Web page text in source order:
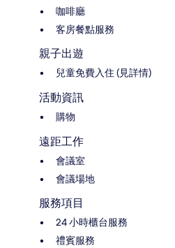
咖啡廳
客房餐點服務
親子出遊
兒童免費入住 (見詳情)
活動資訊
購物
遠距工作
會議室
會議場地
服務項目
24 小時櫃台服務
禮賓服務